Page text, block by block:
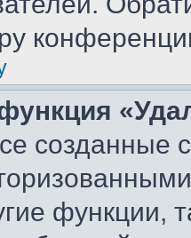
созданные
функции,